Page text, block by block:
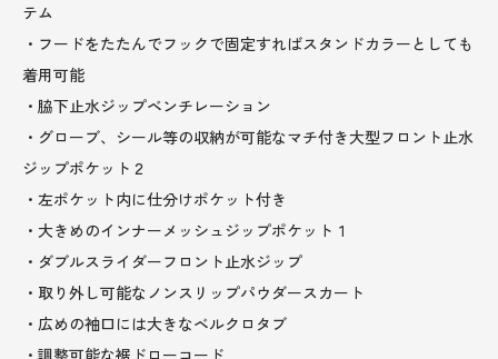
テム
・フードをたたんでフックで固定すればスタンドカラーとしても
着用可能
・脇下止水ジップベンチレーション
・グローブ、シール等の収納が可能なマチ付き大型フロント止水
ジップポケット２
・左ポケット内に仕分けポケット付き
・大きめのインナーメッシュジップポケット１
・ダブルスライダーフロント止水ジップ
・取り外し可能なノンスリップパウダースカート
・広めの袖口には大きなベルクロタブ
・調整可能な裾ドローコード